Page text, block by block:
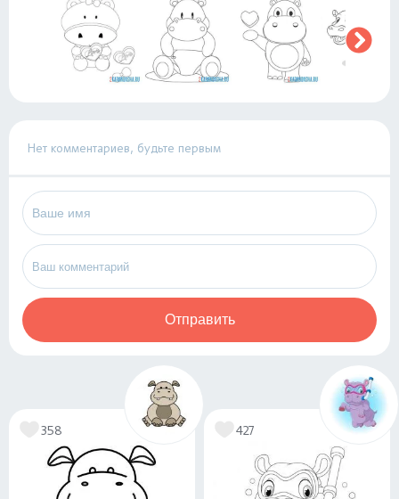
Нет комментариев, будьте первым
Отправить
358 427